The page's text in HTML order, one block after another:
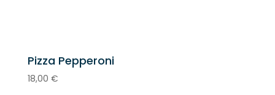
Pizza Pepperoni
18,00 €